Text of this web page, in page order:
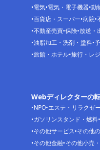
電気 電気・電子機器 動
百貨店・スーパー 病院
不動産売買 保険 放送・
油脂加工・洗剤・塗料
旅館・ホテル 旅行・レ
Webディレクターの
NPO エステ・リラクゼ
ガソリンスタンド・燃料
その他サービス その他
その他金融 その他小売